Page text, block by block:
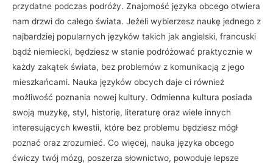
przydatne podczas podróży. Znajomość języka obcego otwiera
nam drzwi do całego świata. Jeżeli wybierzesz naukę jednego z
najbardziej popularnych języków takich jak angielski, francuski
bądź niemiecki, będziesz w stanie podróżować praktycznie w
każdy zakątek świata, bez problemów z komunikacją z jego
mieszkańcami. Nauka języków obcych daje ci również
możliwość poznania nowej kultury. Odmienna kultura posiada
swoją muzykę, styl, historię, literaturę oraz wiele innych
interesujących kwestii, które bez problemu będziesz mógł
poznać oraz zrozumieć. Co więcej, nauka języka obcego
ćwiczy twój mózg, poszerza słownictwo, powoduje lepsze